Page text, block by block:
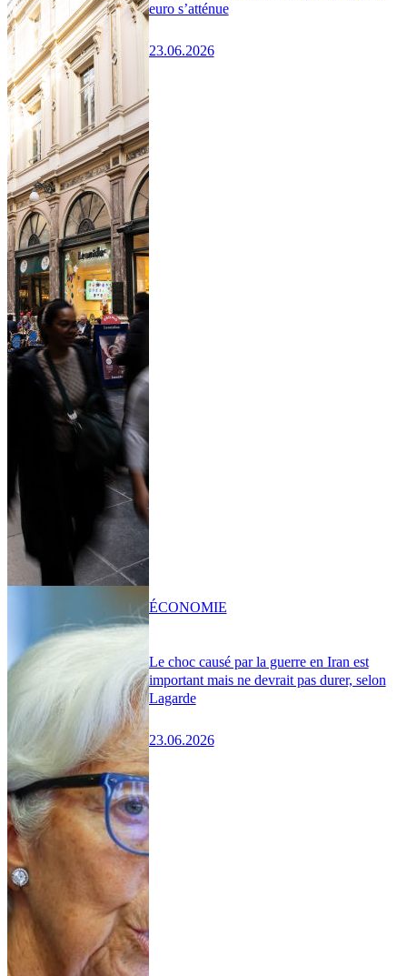
euro s’atténue
23.06.2026
Le choc causé par la guerre en Iran est
important mais ne devrait pas durer, selon
Lagarde
23.06.2026
ÉCONOMIE